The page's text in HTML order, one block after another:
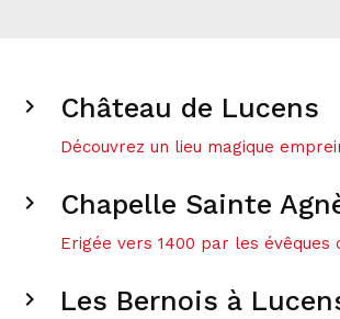
chevron_right Château de Lucens
Découvrez un lieu magique
chevron_right Chapelle Sainte
Erigée vers 1400 par les évêques
chevron_right Les Bernois à